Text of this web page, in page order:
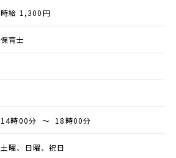
時給 1,300円
保育士
14時00分 ～ 18時00分
土曜、日曜、祝日